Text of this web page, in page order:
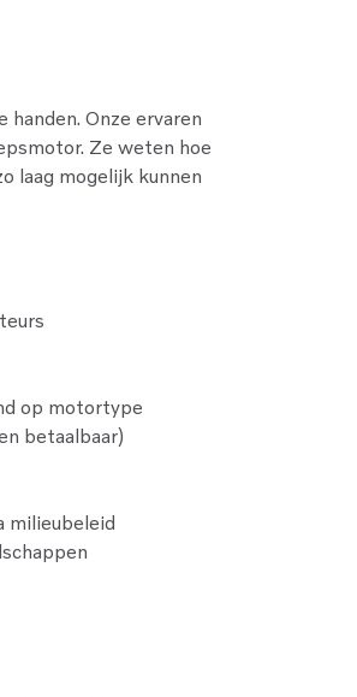
Onze ervaren
Ze weten hoe
laag mogelijk kunnen
op motortype
betaalbaar)
milieubeleid